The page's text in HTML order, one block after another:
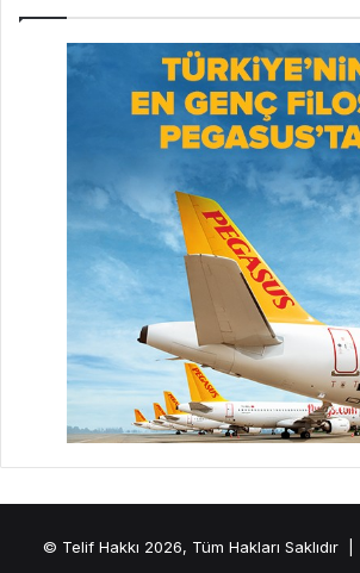
© Telif Hakkı 2026, Tüm Hakları Saklıdır |